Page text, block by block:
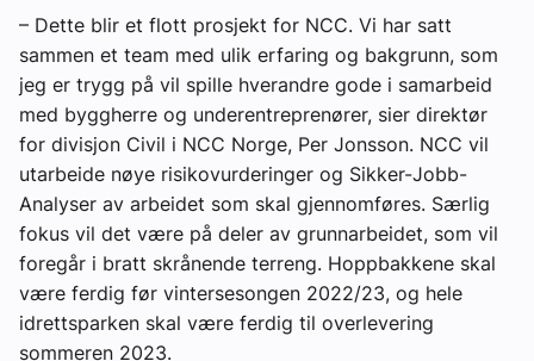
– Dette blir et flott prosjekt for NCC. Vi har satt
sammen et team med ulik erfaring og bakgrunn, som
jeg er trygg på vil spille hverandre gode i samarbeid
med byggherre og underentreprenører, sier direktør
for divisjon Civil i NCC Norge, Per Jonsson. NCC vil
utarbeide nøye risikovurderinger og Sikker-Jobb-
Analyser av arbeidet som skal gjennomføres. Særlig
fokus vil det være på deler av grunnarbeidet, som vil
foregår i bratt skrånende terreng. Hoppbakkene skal
være ferdig før vintersesongen 2022/23, og hele
idrettsparken skal være ferdig til overlevering
sommeren 2023.